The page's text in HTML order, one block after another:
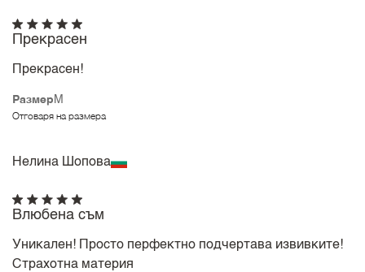
Размер M
Отговаря на размера
Прекрасен
Прекрасен!
Нелина Шопова
Влюбена съм
Уникален! Просто перфектно подчертава извивките!
Страхотна материя